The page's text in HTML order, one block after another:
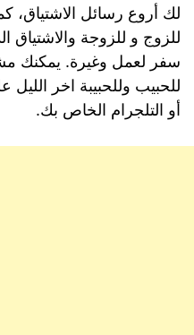
لك أروع رسائل الاشتياق،
للزوج و للزوجة والاشتياق
سفر لعمل وغيرة. يمكنك
للحبيب وللحبيبة اخر
أو التلجرام الخاص بك.